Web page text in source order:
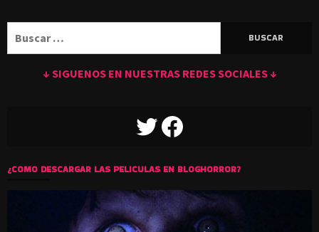
↓ SIGUENOS EN NUESTRAS REDES SOCIALES ↓
TWITTERFACEBOOK
¿COMO DESCARGAR LAS PELICULAS EN BLOGHORROR?